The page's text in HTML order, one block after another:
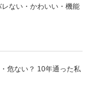
ない・かわいい・機能
危ない？ 10年通った私